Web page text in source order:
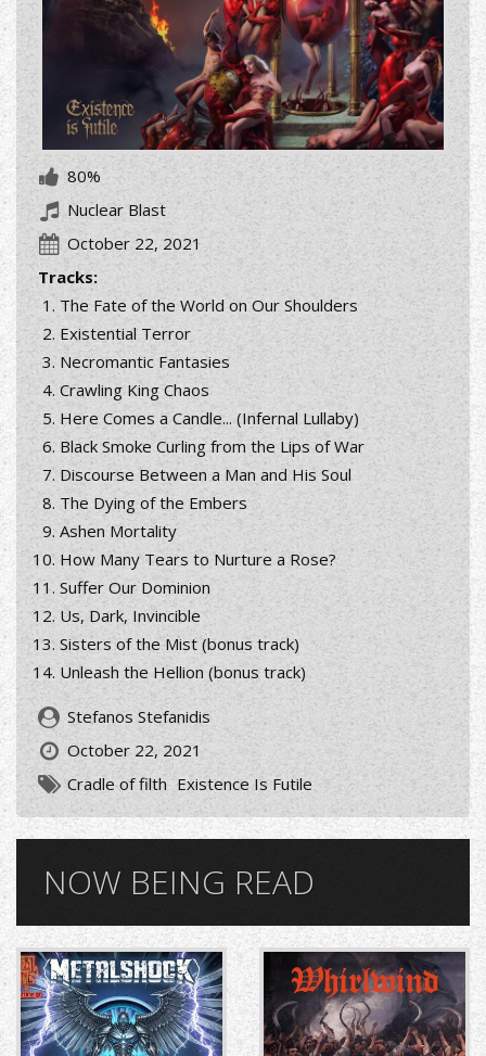
80%
Nuclear Blast
October 22, 2021
Tracks:
The Fate of the World on Our Shoulders
Existential Terror
Necromantic Fantasies
Crawling King Chaos
Here Comes a Candle... (Infernal Lullaby)
Black Smoke Curling from the Lips of War
Discourse Between a Man and His Soul
The Dying of the Embers
Ashen Mortality
How Many Tears to Nurture a Rose?
Suffer Our Dominion
Us, Dark, Invincible
Sisters of the Mist (bonus track)
Unleash the Hellion (bonus track)
Stefanos Stefanidis
October 22, 2021
Cradle of filth Existence Is Futile
NOW BEING READ